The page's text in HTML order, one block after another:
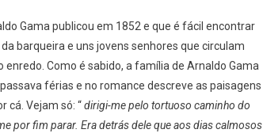
Gama publicou em 1852 e que é fácil encontrar
barqueira e uns jovens senhores que circulam
Como é sabido, a família de Arnaldo Gama
férias e no romance descreve as paisagens
cá. Vejam só: “dirigi-me pelo tortuoso caminho do
por fim parar. Era detrás dele que aos dias calmosos